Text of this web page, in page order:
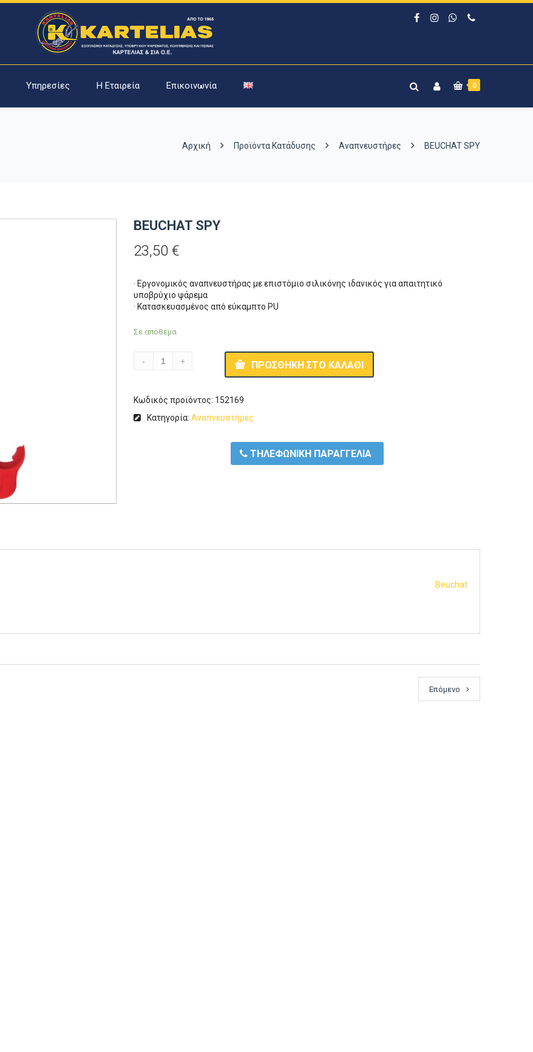
0
Υπηρεσίες Η Εταιρεία Επικοινωνία
Αρχική Προϊόντα Κατάδυσης Αναπνευστήρες BEUCHAT SPY
BEUCHAT SPY
23,50€
· Εργονομικός αναπνευστήρας με επιστόμιο σιλικόνης ιδανικός για απαιτητικό
υποβρύχιο ψάρεμα
· Κατασκευασμένος από εύκαμπτο PU
Σε απόθεμα
ΠΡΟΣΘΉΚΗ ΣΤΟ ΚΑΛΆΘΙ
Κωδικός προϊόντος: 152169
Κατηγορία:Αναπνευστήρες
ΤΗΛΕΦΩΝΙΚΗ ΠΑΡΑΓΓΕΛΙΑ
Beuchat
Επόμενο